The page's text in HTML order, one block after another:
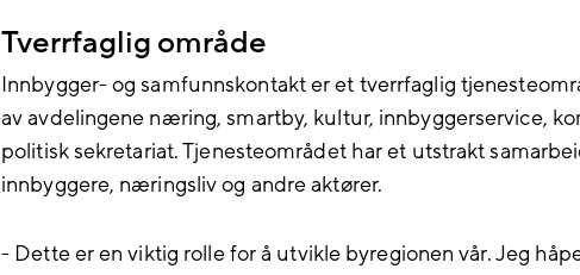
Tverrfaglig område
Innbygger- og samfunnskontakt er et tverrfaglig
av avdelingene næring, smartby, kultur, innbyggerservice,
politisk sekretariat. Tjenesteområdet har et utstrakt
innbyggere, næringsliv og andre aktører.
- Dette er en viktig rolle for å utvikle byregionen vår. Jeg